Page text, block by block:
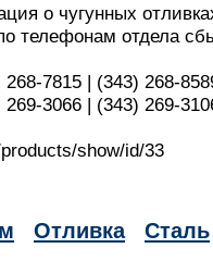
о чугунных
телефонам отдела
7815 | (343) 268-
3066 | (343) 269-
show/id/33
Отливка Сталь